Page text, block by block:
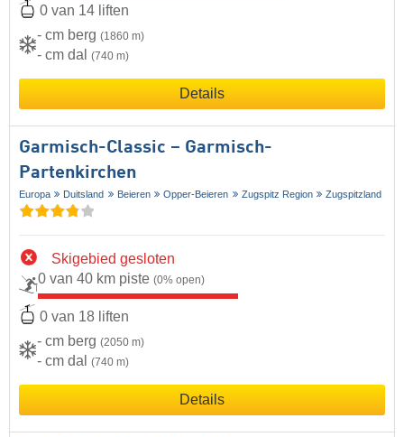
0 van 14 liften
- cm berg (1860 m)
- cm dal (740 m)
Details
Garmisch-Classic – Garmisch-
Partenkirchen
Europa Duitsland Beieren Opper-Beieren Zugspitz Region Zugspitzland
Skigebied gesloten
0 van 40 km piste (0% open)
0 van 18 liften
- cm berg (2050 m)
- cm dal (740 m)
Details